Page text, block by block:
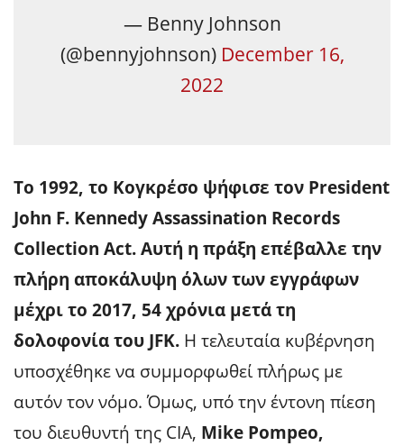
— Benny Johnson
(@bennyjohnson) December 16,
2022
Το 1992, το Κογκρέσο ψήφισε τον President
John F. Kennedy Assassination Records
Collection Act. Αυτή η πράξη επέβαλλε την
πλήρη αποκάλυψη όλων των εγγράφων
μέχρι το 2017, 54 χρόνια μετά τη
δολοφονία του JFK. Η τελευταία κυβέρνηση
υποσχέθηκε να συμμορφωθεί πλήρως με
αυτόν τον νόμο. Όμως, υπό την έντονη πίεση
του διευθυντή της CIA, Mike Pompeo,